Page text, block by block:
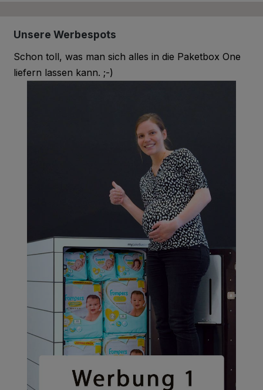
Unsere Werbespots
Schon toll, was man sich alles in die Paketbox One
liefern lassen kann. ;-)